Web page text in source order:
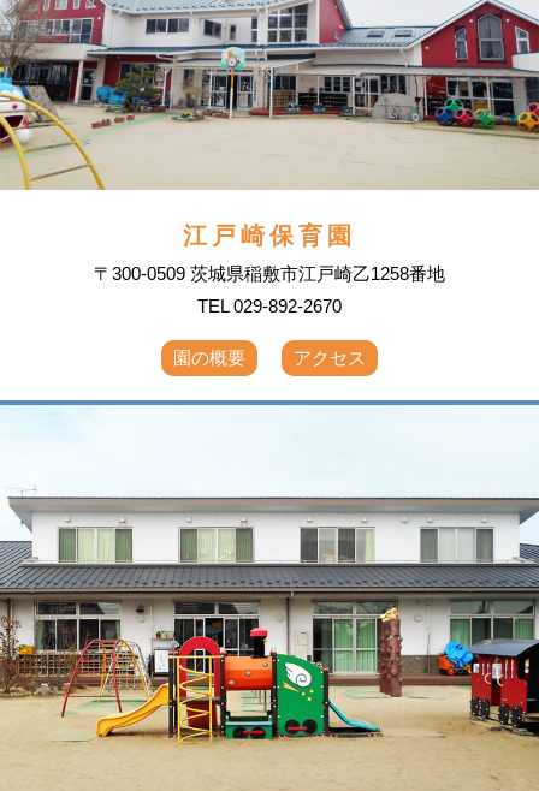
江戸崎保育園
〒300-0509 茨城県稲敷市江戸崎乙1258番地
TEL 029-892-2670
園の概要 アクセス